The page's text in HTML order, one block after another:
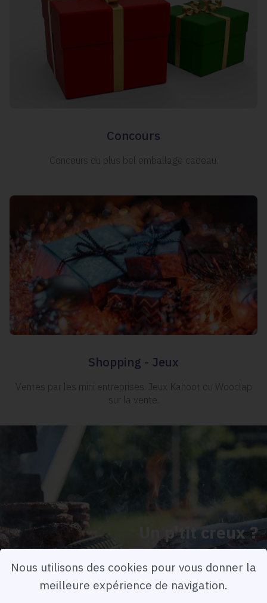
Concours
Concours du plus bel emballage cadeau.
Shopping - Jeux
Ventes par les mini entreprises. Jeux Kahoot ou Wooclap
sur la vente.
Un p'tit creux ?
Restauration - Petite restauration et bar
vous attendent
Nous utilisons des cookies pour vous donner la
meilleure expérience de navigation.